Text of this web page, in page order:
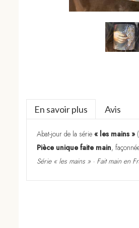
En savoir plus Avis
Abat-jour de la série « les mains »
Pièce unique faite main,
Série « les mains » · Fait main en